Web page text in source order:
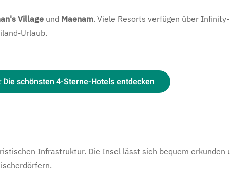
Village und Maenam. Viele Resorts verfügen über
Urlaub.
Die schönsten 4-Sterne-Hotels entdecken
Infrastruktur. Die Insel lässt sich bequem erkunden